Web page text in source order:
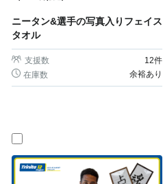
ニータン&選手の写真入りフェイス
タオル
支援数 12件
在庫数
余裕あり